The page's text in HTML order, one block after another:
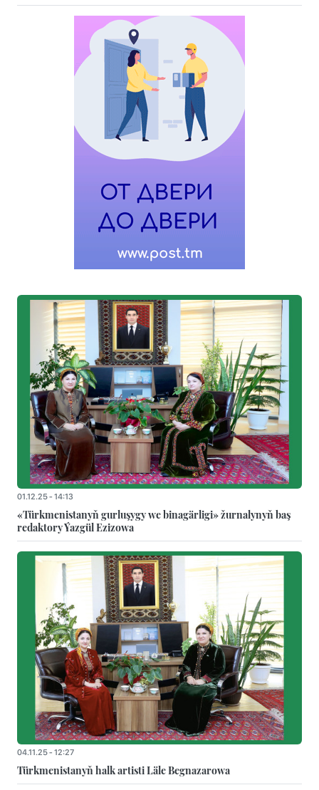
01.12.25 - 14:13
«Türkmenistanyň gurluşygy we binagärligi» žurnalynyň baş
redaktory Ýazgül Ezizowa
04.11.25 - 12:27
Türkmenistanyň halk artisti Läle Begnazarowa